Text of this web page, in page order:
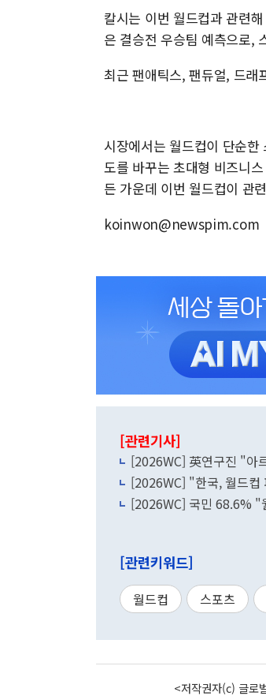
칼시는 이번 월드컵과 관련
은 결승전 우승팀 예측으로,
최근 팬애틱스, 팬듀얼, 드래
시장에서는 월드컵이 단순
도를 바꾸는 초대형 비즈니
든 가운데 이번 월드컵이 관
koinwon@newspim.com
[관련기사]
[2026WC] 英연구진 "아
[2026WC] "한국, 월드
[2026WC] 국민 68.6%
[관련키워드]
월드컵 스포츠
<저작권자(c) 글로